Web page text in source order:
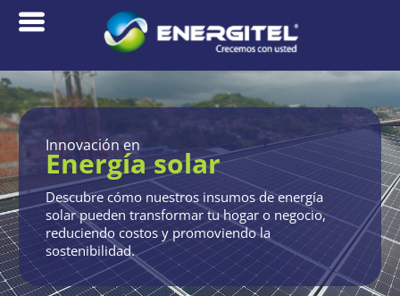
Innovación en
Energía solar
Descubre cómo nuestros insumos de energía
solar pueden transformar tu hogar o negocio,
reduciendo costos y promoviendo la
sostenibilidad.